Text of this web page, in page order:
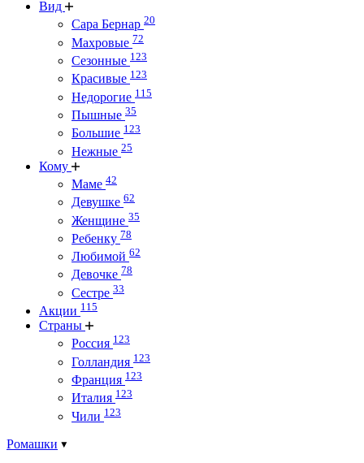
Вид
Сара Бернар 20
Махровые 72
Сезонные 123
Красивые 123
Недорогие 115
Пышные 35
Большие 123
Нежные 25
Кому
Маме 42
Девушке 62
Женщине 35
Ребенку 78
Любимой 62
Девочке 78
Сестре 33
Акции 115
Страны
Россия 123
Голландия 123
Франция 123
Италия 123
Чили 123
Ромашки